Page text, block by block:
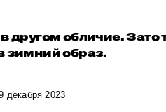
другом обличие. Зато
зимний образ.
декабря 2023